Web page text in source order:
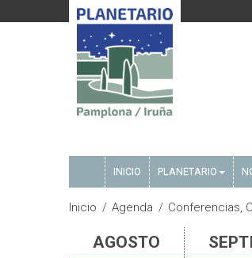
INICIO PLANETARIO
Inicio Agenda Conferencias,
AGOSTO